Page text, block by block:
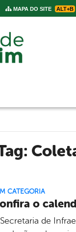
MAPA DO SITE ALT+B
Tag:
CATEGORIA
o
de